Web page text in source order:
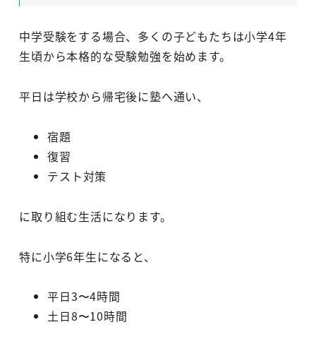
中学受験をする場合、多くの子どもたちは小学4年
生頃から本格的な受験勉強を始めます。
平日は学校から帰宅後に塾へ通い、
宿題
復習
テスト対策
に取り組む生活になります。
特に小学6年生になると、
平日3〜4時間
土日8〜10時間